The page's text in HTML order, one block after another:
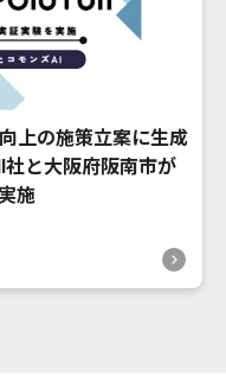
上の施策立案に生成
と大阪府阪南市が
施